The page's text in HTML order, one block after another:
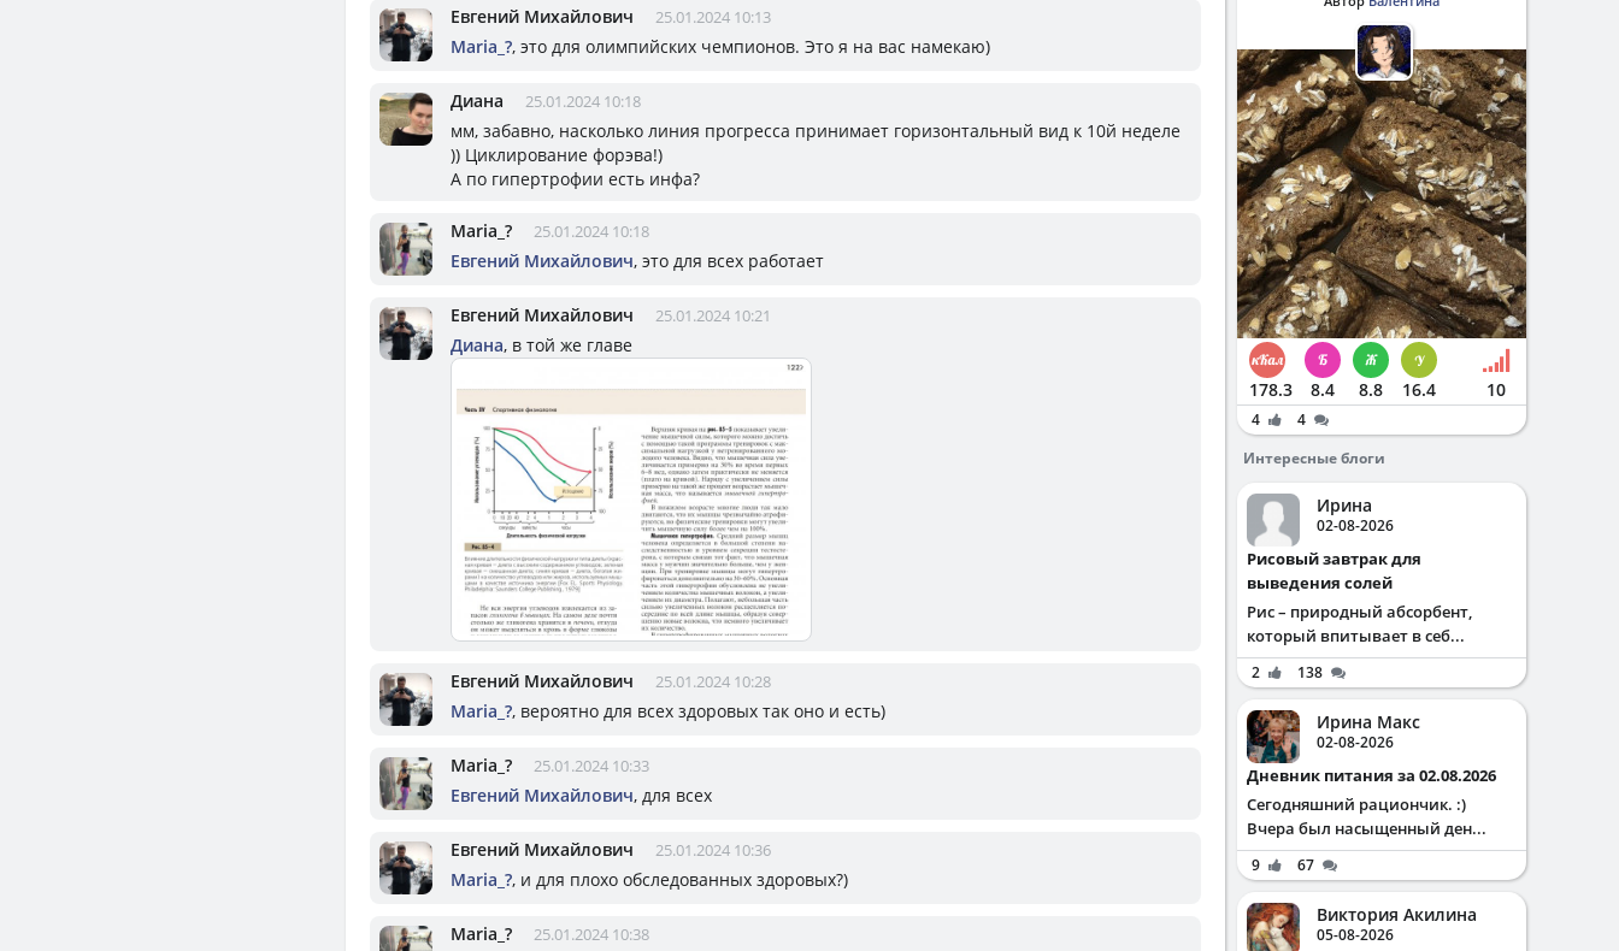
Евгений Михайлович 25.01.2024 10:13
Mariа_?, это для олимпийских чемпионов. Это я на вас намекаю)
Диана 25.01.2024 10:18
мм, забавно, насколько линия прогресса принимает горизонтальный вид к 10й неделе
)) Циклирование форэва!)
А по гипертрофии есть инфа?
Mariа_? 25.01.2024 10:18
Евгений Михайлович, это для всех работает
Евгений Михайлович 25.01.2024 10:21
Диана, в той же главе
Евгений Михайлович 25.01.2024 10:28
Mariа_?, вероятно для всех здоровых так оно и есть)
Mariа_? 25.01.2024 10:33
Евгений Михайлович, для всех
Евгений Михайлович 25.01.2024 10:36
Mariа_?, и для плохо обследованных здоровых?)
Mariа_? 25.01.2024 10:38
178.3 8.4 8.8 16.4 10
4
4
Интересные блоги
Ирина
02-08-2026
Рисовый завтрак для
выведения солей
Рис – природный абсорбент,
который впитывает в себ...
2 138
Ирина Макс
02-08-2026
Дневник питания за 02.08.2026
Сегодняшний рациончик. :)
Вчера был насыщенный ден...
9 67
Виктория Акилина
05-08-2026